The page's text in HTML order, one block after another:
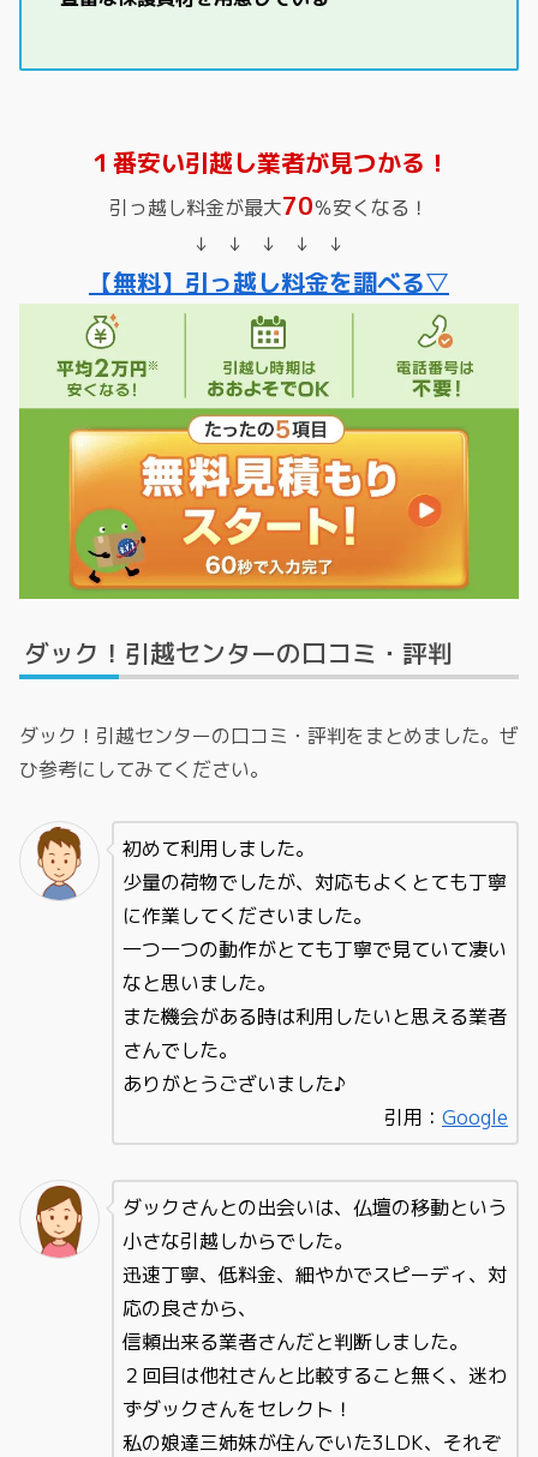
１番安い引越し業者が見つかる！
引っ越し料金が最大70％安くなる！
↓ ↓ ↓ ↓ ↓
【無料】引っ越し料金を調べる▽
ダック！引越センターの口コミ・評判
ダック！引越センターの口コミ・評判をまとめました。ぜ
ひ参考にしてみてください。
初めて利用しました。
少量の荷物でしたが、対応もよくとても丁寧
に作業してくださいました。
一つ一つの動作がとても丁寧で見ていて凄い
なと思いました。
また機会がある時は利用したいと思える業者
さんでした。
ありがとうございました♪
引用： Google
ダックさんとの出会いは、仏壇の移動という
小さな引越しからでした。
迅速丁寧、低料金、細やかでスピーディ、対
応の良さから、
信頼出来る業者さんだと判断しました。
２回目は他社さんと比較すること無く、迷わ
ずダックさんをセレクト！
私の娘達三姉妹が住んでいた3LDK、それぞ